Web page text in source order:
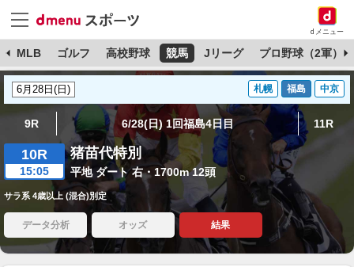
dメニュー
MLB ゴルフ 高校野球 競馬 Jリーグ プロ野球（2軍）
札幌 福島 中京
9R 6/28(日) 1回福島4日目 11R
10R
15:05
猪苗代特別
平地 ダート 右・1700m 12頭
サラ系 4歳以上 (混合)別定
データ分析 オッズ 結果